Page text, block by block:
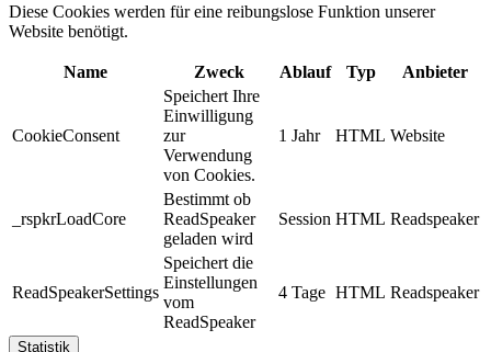
Diese Cookies werden für eine reibungslose Funktion unserer
Website benötigt.
Name Zweck Ablauf Typ Anbieter
CookieConsent
Speichert Ihre
Einwilligung
zur
Verwendung
von Cookies.
1 Jahr HTML Website
_rspkrLoadCore
Bestimmt ob
ReadSpeaker
geladen wird
Session HTML Readspeaker
ReadSpeakerSettings
Speichert die
Einstellungen
vom
ReadSpeaker
4 Tage HTML Readspeaker
Statistik